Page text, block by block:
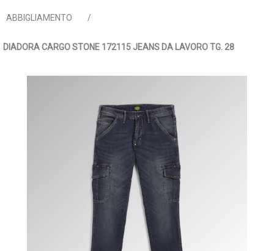
ABBIGLIAMENTO /
DIADORA CARGO STONE 172115 JEANS DA LAVORO TG. 28